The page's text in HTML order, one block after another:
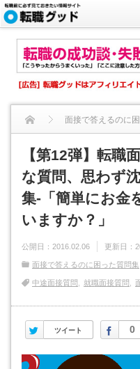
面接で答えるのに
【第12弾】転職面接- 面接
【第12弾】転職
な質問、思わず
集-「簡単にお金
いますか？」
公開日： 2016.02.06 更新日：
面接で答えるのに困った質問集
中途面接質問 就職面接質問
ツイート
Twitter 0